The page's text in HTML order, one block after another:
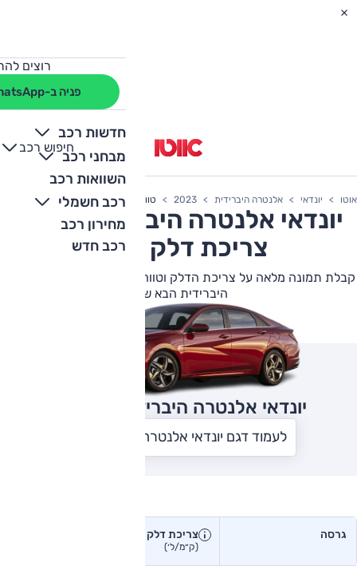
רוצים
פניה ב-WhatsApp
חדשות רכב
מבחני רכב
השוואות רכב
רכב חשמלי
מחירון רכב
רכב חדש
חיפוש רכב
+
-
אוטו יונדאי אלנטרה היברידית 2023 טווח נסיעה
יונדאי אלנטרה היברידית 2023
צריכת דלק וטווח
קבלת תמונה מלאה על צריכת הדלק וטווח הנסיעה של יונדאי אלנטרה
היברידית הבא שלך
יונדאי אלנטרה היברידית
לעמוד דגם יונדאי אלנטרה היברידית
גרסה צריכת דלק יצרן
(ק״מ/ל׳)